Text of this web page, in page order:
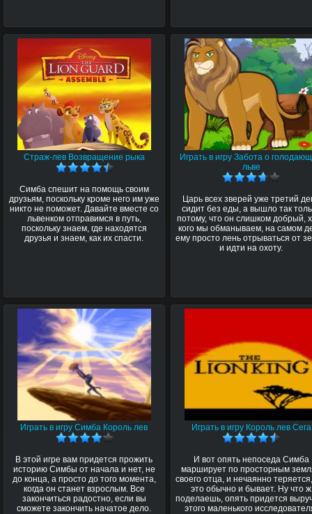
Страж-лев Возвращение рыка
Симба спешит на помощь своим
друзьям, поскольку кроме него им уже
никто не поможет. Давайте вместе со
львенком отправимся в путь,
поскольку знаем, где находятся
друзья и знаем, как их спасти.
Играть в игру Забота о
льве
Царь всех зверей уже третий
сидит без еды, а вышло так
потому, что он слишком добрый,
кого мы обманываем, на самом
ему просто лень отрываться от
и идти на охоту.
Играть в игру Симба Король лев
В этой игре вам придется прожить
историю Симбы от начала и нет, не
до конца, а просто до того момента,
когда он станет взрослым. Все
закончиться радостно, если вы
сможете закончить начатое дело.
Играть в игру Король лев Сега
И вот опять непоседа Симба
марширует по просторным
своего отца, и нечаянно
это обычно и бывает. Ну что ж
поделаешь, опять придется
этого маленького